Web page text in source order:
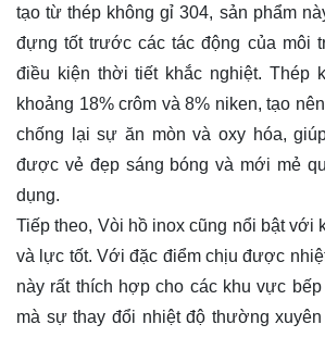
tạo từ thép không gỉ 304, sản phẩm
đựng tốt trước các tác động của môi
điều kiện thời tiết khắc nghiệt. Thép
khoảng 18% crôm và 8% niken, tạo
chống lại sự ăn mòn và oxy hóa,
được vẻ đẹp sáng bóng và mới mẻ
dụng.
Tiếp theo, Vòi hồ inox cũng nổi bật với
và lực tốt. Với đặc điểm chịu được
này rất thích hợp cho các khu vực
mà sự thay đổi nhiệt độ thường